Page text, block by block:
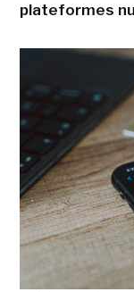
plateformes